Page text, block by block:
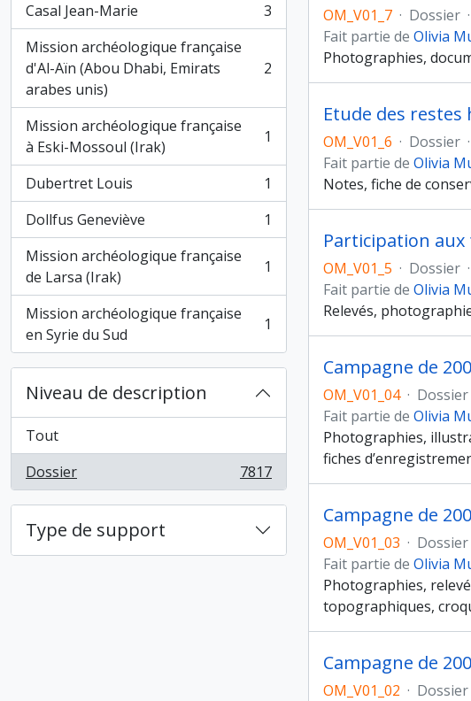
Casal Jean-Marie
, 3 résultats
3
Mission archéologique française
d'Al-Aïn (Abou Dhabi, Emirats
arabes unis)
, 2 résultats 2
Mission archéologique française
à Eski-Mossoul (Irak)
, 1 résultats 1
Dubertret Louis
, 1 résultats
1
Dollfus Geneviève
, 1 résultats
1
Mission archéologique française
de Larsa (Irak)
, 1 résultats 1
Mission archéologique française
en Syrie du Sud
, 1 résultats 1
Niveau de description
Tout
Dossier
, 7817 résultats 7817
Type de support
OM_V01_7 · Dossier ·
Fait partie de Olivia
Photographies,
Etude des
OM_V01_6 · Dossier ·
Fait partie de Olivia
Notes, fiche de
Participation aux
OM_V01_5 · Dossier ·
Fait partie de Olivia
Relevés,
Campagne de
OM_V01_04 · Dossier
Fait partie de Olivia
Photographies,
fiches
Campagne de
OM_V01_03 · Dossier
Fait partie de Olivia
Photographies,
topographiques,
Campagne de
OM_V01_02 · Dossier